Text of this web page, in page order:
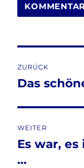
ZURÜCK
Vorheriger
Das
WEITER
Nächster
Es war,
…